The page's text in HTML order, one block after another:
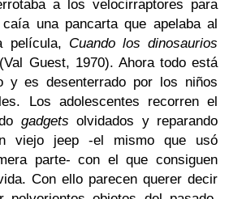
a los velocirraptores para
una pancarta que apelaba al
película, Cuando los dinosaurios
(Val Guest, 1970). Ahora todo está
y es desenterrado por los niños
Los adolescentes recorren el
gadgets olvidados y reparando
viejo jeep -el mismo que usó
parte- con el que consiguen
Con ello parecen querer decir